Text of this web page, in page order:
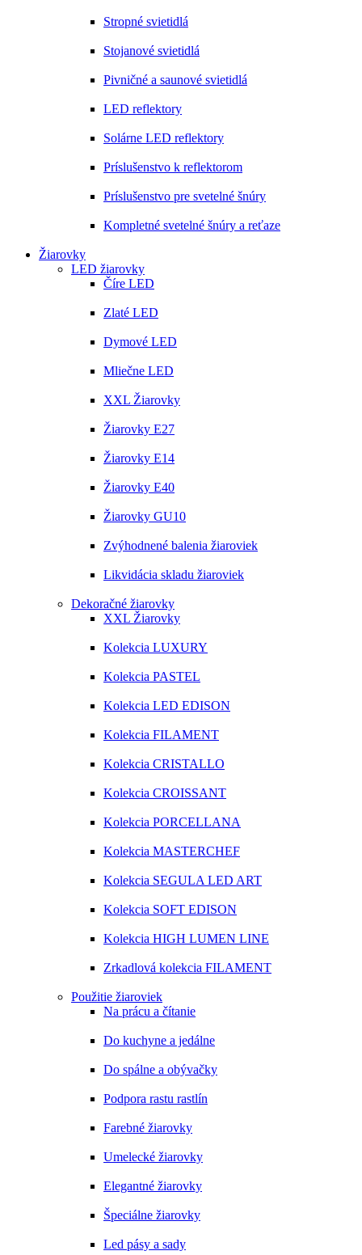
Stropné svietidlá
Stojanové svietidlá
Pivničné a saunové svietidlá
LED reflektory
Solárne LED reflektory
Príslušenstvo k reflektorom
Príslušenstvo pre svetelné šnúry
Kompletné svetelné šnúry a reťaze
Žiarovky
LED žiarovky
Číre LED
Zlaté LED
Dymové LED
Mliečne LED
XXL Žiarovky
Žiarovky E27
Žiarovky E14
Žiarovky E40
Žiarovky GU10
Zvýhodnené balenia žiaroviek
Likvidácia skladu žiaroviek
Dekoračné žiarovky
XXL Žiarovky
Kolekcia LUXURY
Kolekcia PASTEL
Kolekcia LED EDISON
Kolekcia FILAMENT
Kolekcia CRISTALLO
Kolekcia CROISSANT
Kolekcia PORCELLANA
Kolekcia MASTERCHEF
Kolekcia SEGULA LED ART
Kolekcia SOFT EDISON
Kolekcia HIGH LUMEN LINE
Zrkadlová kolekcia FILAMENT
Použitie žiaroviek
Na prácu a čítanie
Do kuchyne a jedálne
Do spálne a obývačky
Podpora rastu rastlín
Farebné žiarovky
Umelecké žiarovky
Elegantné žiarovky
Špeciálne žiarovky
Led pásy a sady